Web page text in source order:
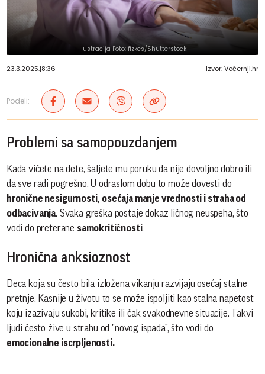
Ilustracija Foto: fizkes/Shutterstock
23.3.2025.|8:36 Izvor: Večernji.hr
Podeli:
Problemi sa samopouzdanjem
Kada vičete na dete, šaljete mu poruku da nije dovoljno dobro ili
da sve radi pogrešno. U odraslom dobu to može dovesti do
hronične nesigurnosti, osećaja manje vrednosti i straha od
odbacivanja. Svaka greška postaje dokaz ličnog neuspeha, što
vodi do preterane samokritičnosti.
Hronična anksioznost
Deca koja su često bila izložena vikanju razvijaju osećaj stalne
pretnje. Kasnije u životu to se može ispoljiti kao stalna napetost
koju izazivaju sukobi, kritike ili čak svakodnevne situacije. Takvi
ljudi često žive u strahu od "novog ispada", što vodi do
emocionalne iscrpljenosti.